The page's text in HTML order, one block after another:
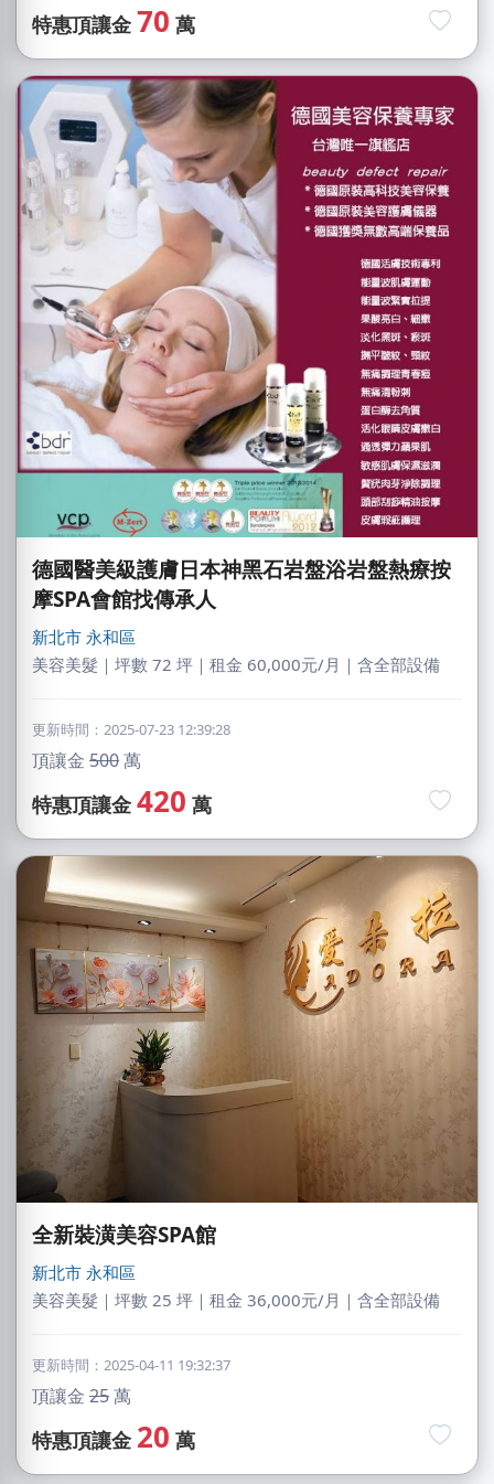
特惠頂讓金 70 萬
德國醫美級護膚日本神黑石岩盤浴岩盤熱療按
摩SPA會館找傳承人
新北市 永和區
美容美髮｜坪數 72 坪｜租金 60,000元/月｜含全部設備
更新時間：2025-07-23 12:39:28
頂讓金 500萬
特惠頂讓金 420 萬
全新裝潢美容SPA館
新北市 永和區
美容美髮｜坪數 25 坪｜租金 36,000元/月｜含全部設備
更新時間：2025-04-11 19:32:37
頂讓金 25萬
特惠頂讓金 20 萬